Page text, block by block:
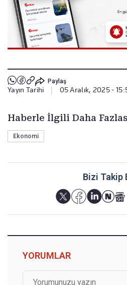
Paylaş
Yayın Tarihi 05 Aralık, 2025 -
Haberle İlgili Daha
Ekonomi
Bizi Takip
YORUMLAR